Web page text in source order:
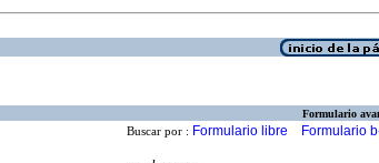
Formulario
Buscar por : Formulario libre Formulario